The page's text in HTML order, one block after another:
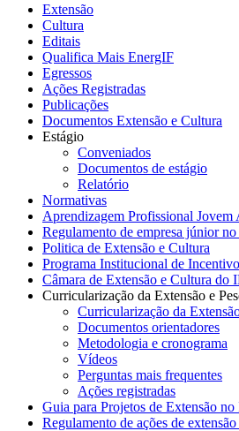
Extensão
Cultura
Editais
Qualifica Mais EnergIF
Egressos
Ações Registradas
Publicações
Documentos Extensão e Cultura
Estágio
Conveniados
Documentos de estágio
Relatório
Normativas
Aprendizagem Profissional Jovem
Regulamento de empresa júnior
Politica de Extensão e Cultura
Programa Institucional de
Câmara de Extensão e Cultura
Curricularização da Extensão e
Curricularização da
Documentos orientadores
Metodologia e cronograma
Vídeos
Perguntas mais frequentes
Ações registradas
Guia para Projetos de Extensão no
Regulamento de ações de